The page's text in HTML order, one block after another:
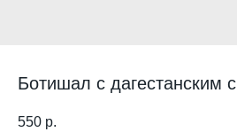
Ботишал с дагестанским
550 р.